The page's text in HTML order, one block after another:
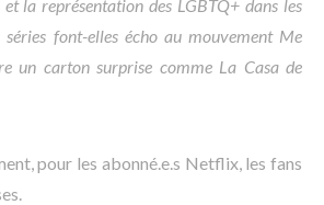
la représentation des LGBTQ+ dans les
séries font-elles écho au mouvement Me
un carton surprise comme La Casa de
pour les abonné.e.s Netflix, les fans